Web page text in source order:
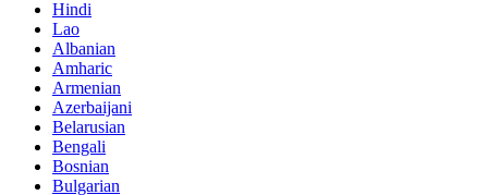
Hindi
Lao
Albanian
Amharic
Armenian
Azerbaijani
Belarusian
Bengali
Bosnian
Bulgarian